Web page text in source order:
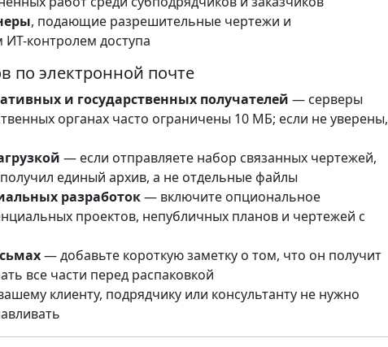
, подающие разрешительные чертежи и
контролем доступа
по электронной почте
и государственных получателей — серверы
органах часто ограничены 10 МБ; если не уверены,
— если отправляете набор связанных чертежей,
единый архив, а не отдельные файлы
разработок— включите опциональное
проектов, непубличных планов и чертежей с
— добавьте короткую заметку о том, что он получит
все части перед распаковкой
клиенту, подрядчику или консультанту не нужно